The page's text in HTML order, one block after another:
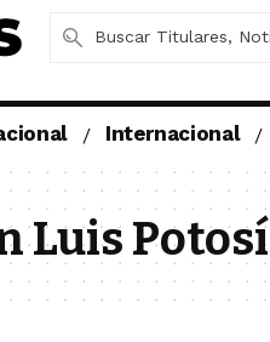
Internacional
Luis Potosí